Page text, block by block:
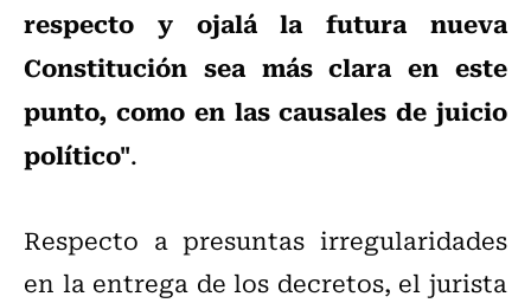
respecto y ojalá la futura nueva
Constitución sea más clara en este
punto, como en las causales de juicio
político".
Respecto a presuntas irregularidades
en la entrega de los decretos, el jurista